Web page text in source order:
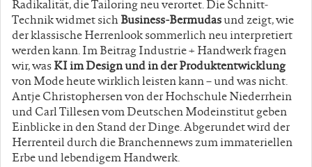
Radikalität, die Tailoring neu verortet. Die Schnitt-
Technik widmet sichBusiness-Bermudasund zeigt, wie
der klassische Herrenlook sommerlich neu interpretiert
werden kann. Im Beitrag Industrie + Handwerk fragen
wir, wasKI im Design und in der Produktentwicklung
von Mode heute wirklich leisten kann – und was nicht.
Antje Christophersen von der Hochschule Niederrhein
und Carl Tillesen vom Deutschen Modeinstitut geben
Einblicke in den Stand der Dinge. Abgerundet wird der
Herrenteil durch die Branchennews zum immateriellen
Erbe und lebendigem Handwerk.